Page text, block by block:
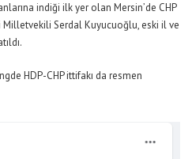
indiği ilk yer olan Mersin’de CHP
Milletvekili Serdal Kuyucuoğlu, eski il ve
HDP-CHP ittifakı da resmen